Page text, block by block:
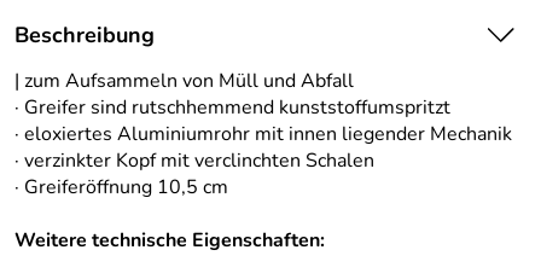
Beschreibung
| zum Aufsammeln von Müll und Abfall
· Greifer sind rutschhemmend kunststoffumspritzt
· eloxiertes Aluminiumrohr mit innen liegender Mechanik
· verzinkter Kopf mit verclinchten Schalen
· Greiferöffnung 10,5 cm
Weitere technische Eigenschaften: